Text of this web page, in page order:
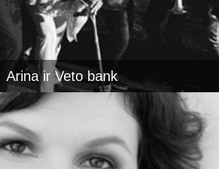
Arina ir Veto bank